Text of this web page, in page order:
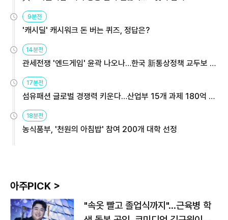
9분전
'캐시딜' 캐시워크 돈 버는 퀴즈, 정답은?
14분전
관세전쟁 '엔드게임' 윤곽 나오나…한국 新통상정책 교두보 활
용해야
17분전
섬유패션 글로벌 경쟁력 키운다…산업부 15개 과제 180억 지
원
18분전
농식품부, '천원의 아침밥' 참여 200개 대학 선정
아주PICK >
"속옷 빨고 졸업식까지"…근육병 학